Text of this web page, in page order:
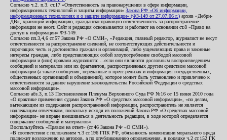
Согласно ч.2. п.3. ст.17 «Ответственность за правонарушения в сфере информации,
информационных технологий и защиты информации» Закона РФ «Об информации,
информационных технологиях и о защите информации» (ФЗ-149 от 27.07.06 г.) архив «Дебри-
ДВ», хранящий информацию, гражданско-правовую ответственность за распространение
информации не несет. Сайт и редакция основываются и работают на основании ст.8 «Право на
доступ к информации» ФЗ-149.
Согласно пп.3,4,6 ст.57 Закона РФ «О СМИ», «Редакция, главный редактор, журналист не несут
ответственности за распространение сведений, не соответствующих действительности и
порочащих честь и достоинство граждан и организаций, либо ущемляющих права и законные
интересы граждан, либо представляющих собой злоупотребление свободой массовой
информации и (или) правами журналиста: ...если они являются дословным воспроизведением
сообщений и материалов или их фрагментов, распространенных другим средством массовой
информации (а также сообщения, переданные в пресс-релизах и информация государственных,
общественных организаций и объединений), которое может быть установлено и привлечено к
ответственности за данное нарушение законодательства Российской Федерации о средствах
массовой информации».
Согласно абз.3, п.13 Постановления Пленума Верховного Суда РФ №16 от 15 июня 2010 года
«О практике применения судами Закона РФ «О средствах массовой информации», «по делам,
вытекающим из содержания распространенной информации, распространитель не является
надлежащим ответчиком, поскольку исходя из положений Закона РФ «О средствах массовой
информации» не вправе вмешиваться в деятельность редакции, в ходе которой определяется
содержание сообщений и материалов».
Воспользуйтесь «Правом на ответ» (ст.46 Закона РФ «О СМИ»).
«В соответствии с положением ч.3 ст.196 ГПК РФ, обязанность компенсации морального вреда
подлежит возложению на авторов, а по опубликованию опровержения, в порядке ч.2 ст.152 ГК